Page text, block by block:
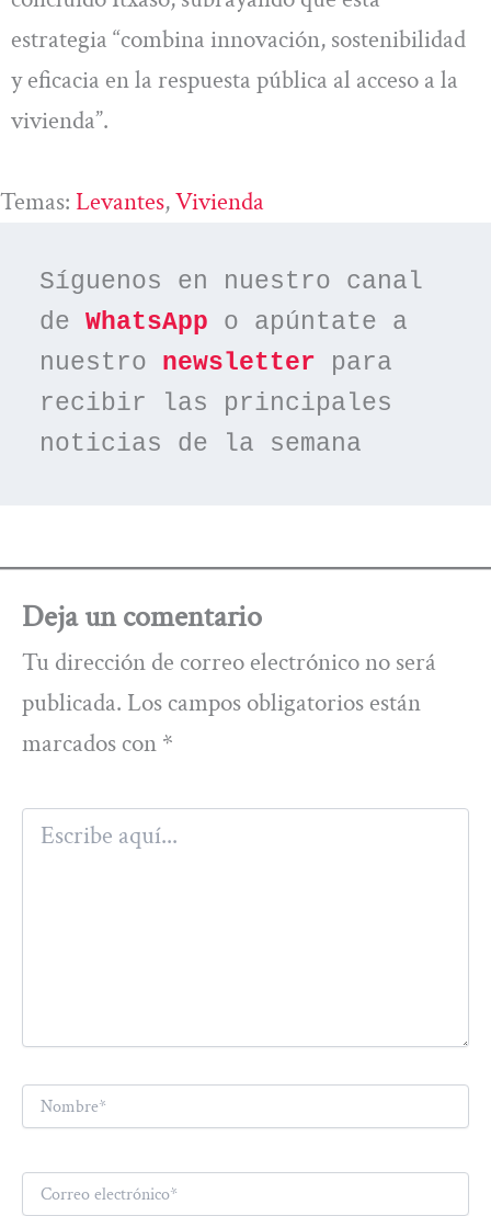
estrategia “combina innovación, sostenibilidad
y eficacia en la respuesta pública al acceso a la
vivienda”.
Temas: Levantes, Vivienda
Síguenos en nuestro canal
de WhatsApp o apúntate a
nuestro newsletter para
recibir las principales
noticias de la semana
Deja un comentario
Tu dirección de correo electrónico no será
publicada. Los campos obligatorios están
marcados con *
Escribe
aquí...
Nombre*
Correo
electrónico*